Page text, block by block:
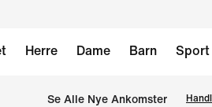
Herre Dame Barn Sport
Se Alle Nye Ankomster